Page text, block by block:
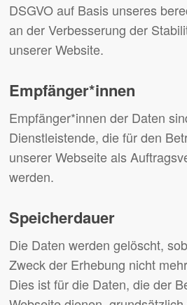
DSGVO auf Basis unseres
an der Verbesserung der
unserer Website.
Empfänger*innen
Empfänger*innen der Daten
Dienstleistende, die für den
unserer Webseite als
werden.
Speicherdauer
Die Daten werden gelöscht,
Zweck der Erhebung nicht
Dies ist für die Daten, die der